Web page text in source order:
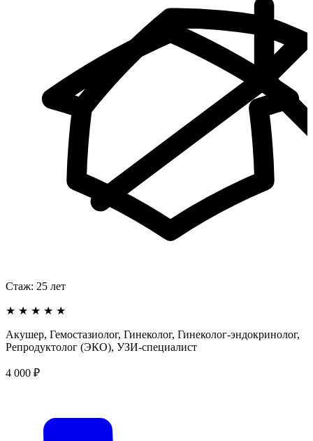
Стаж: 25 лет
★ ★ ★ ★ ★
Акушер, Гемостазиолог, Гинеколог, Гинеколог-эндокринолог,
Репродуктолог (ЭКО), УЗИ-специалист
4 000 ₽